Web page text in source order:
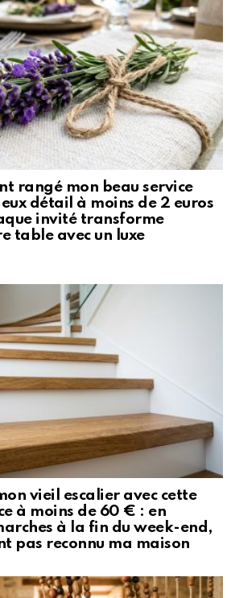
rangé mon beau service
détail à moins de 2 euros
invité transforme
table avec un luxe
vieil escalier avec cette
à moins de 60 € : en
à la fin du week-end,
pas reconnu ma maison